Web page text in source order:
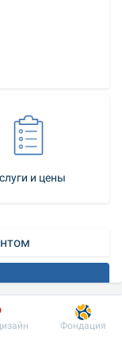
и цены
изучающий
Фондация